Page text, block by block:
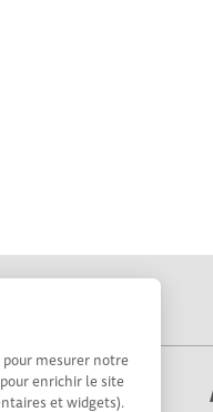
pour mesurer notre
enrichir le site
et widgets).